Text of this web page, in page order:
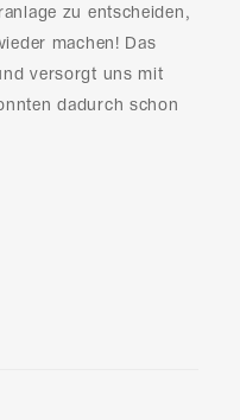
zu entscheiden,
machen! Das
versorgt uns mit
dadurch schon